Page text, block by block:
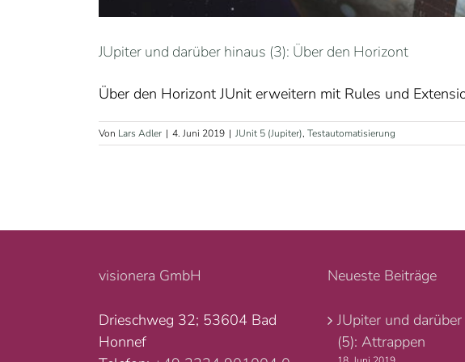
JUpiter und darüber hinaus (3): Über den Horizont
Über den Horizont JUnit erweitern mit Rules und
Von Lars Adler | 4. Juni 2019 | JUnit 5 (Jupiter), Testautomatisierung
visionera GmbH
Drieschweg 32; 53604 Bad
Honnef
Neueste Beiträge
JUpiter und
(5): Attrappen